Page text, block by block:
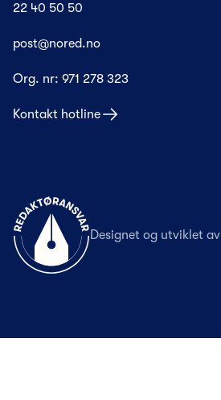
22 40 50 50
post@nored.no
Org. nr: 971 278 323
Kontakt hotline
Til forsiden
Designet og utviklet av